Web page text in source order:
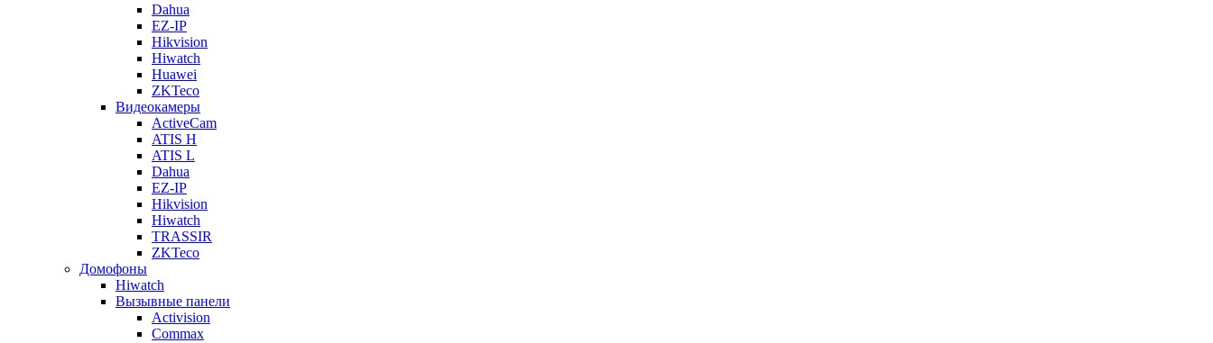
Dahua
EZ-IP
Hikvision
Hiwatch
Huawei
ZKTeco
Видеокамеры
ActiveCam
ATIS H
ATIS L
Dahua
EZ-IP
Hikvision
Hiwatch
TRASSIR
ZKTeco
Домофоны
Hiwatch
Вызывные панели
Activision
Commax